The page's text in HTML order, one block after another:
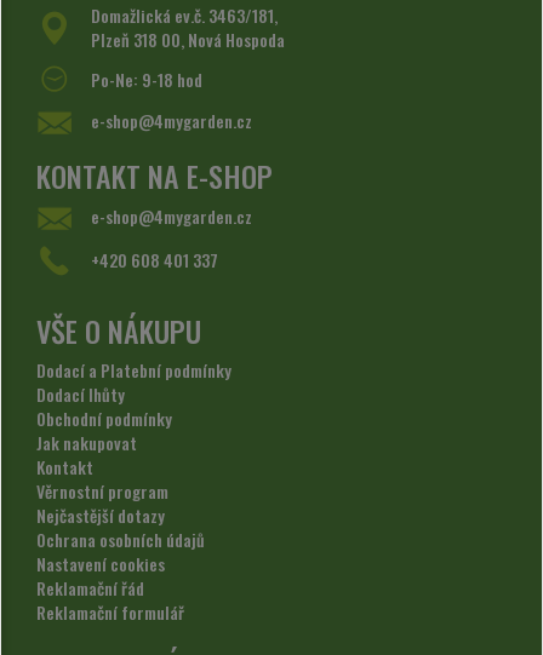
Domažlická ev.č. 3463/181,
Plzeň 318 00, Nová Hospoda
Po-Ne: 9-18 hod
e-shop@4mygarden.cz
KONTAKT NA E-SHOP
e-shop@4mygarden.cz
+420 608 401 337
VŠE O NÁKUPU
Dodací a Platební podmínky
Dodací lhůty
Obchodní podmínky
Jak nakupovat
Kontakt
Věrnostní program
Nejčastější dotazy
Ochrana osobních údajů
Nastavení cookies
Reklamační řád
Reklamační formulář